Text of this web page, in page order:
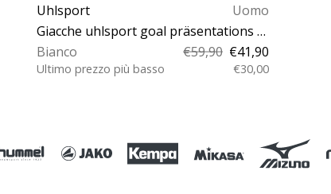
Uhlsport
Uomo
Giacche uhlsport goal präsentations kids
Bianco
€59,90 €41,90
Ultimo prezzo più basso €30,00